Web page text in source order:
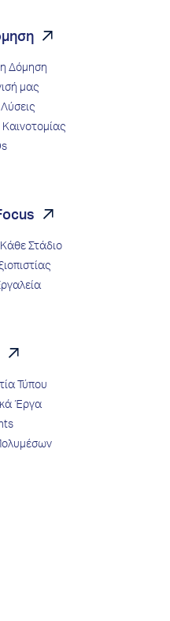
Δόμηση
μας
Στάδιο
Τύπου
Έργα